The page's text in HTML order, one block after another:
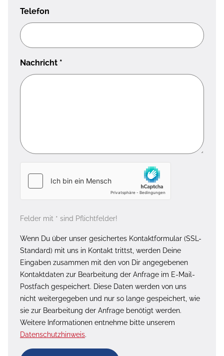
Telefon
Nachricht *
Felder mit * sind Pflichtfelder!
Wenn Du über unser gesichertes Kontaktformular (SSL-
Standard) mit uns in Kontakt trittst, werden Deine
Eingaben zusammen mit den von Dir angegebenen
Kontaktdaten zur Bearbeitung der Anfrage im E-Mail-
Postfach gespeichert. Diese Daten werden von uns
nicht weitergegeben und nur so lange gespeichert, wie
sie zur Bearbeitung der Anfrage benötigt werden.
Weitere Informationen entnehme bitte unserem
Datenschutzhinweis.